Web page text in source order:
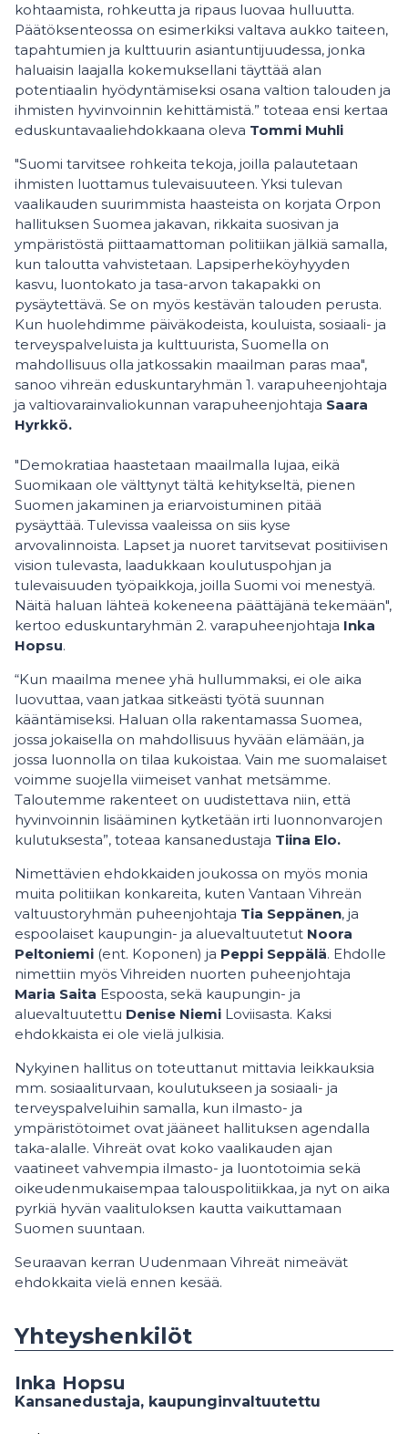
kohtaamista, rohkeutta ja ripaus luovaa hulluutta.
Päätöksenteossa on esimerkiksi valtava aukko taiteen,
tapahtumien ja kulttuurin asiantuntijuudessa, jonka
haluaisin laajalla kokemuksellani täyttää alan
potentiaalin hyödyntämiseksi osana valtion talouden ja
ihmisten hyvinvoinnin kehittämistä.” toteaa ensi kertaa
eduskuntavaaliehdokkaana oleva Tommi Muhli
"Suomi tarvitsee rohkeita tekoja, joilla palautetaan
ihmisten luottamus tulevaisuuteen. Yksi tulevan
vaalikauden suurimmista haasteista on korjata Orpon
hallituksen Suomea jakavan, rikkaita suosivan ja
ympäristöstä piittaamattoman politiikan jälkiä samalla,
kun taloutta vahvistetaan. Lapsiperheköyhyyden
kasvu, luontokato ja tasa-arvon takapakki on
pysäytettävä. Se on myös kestävän talouden perusta.
Kun huolehdimme päiväkodeista, kouluista, sosiaali- ja
terveyspalveluista ja kulttuurista, Suomella on
mahdollisuus olla jatkossakin maailman paras maa",
sanoo vihreän eduskuntaryhmän 1. varapuheenjohtaja
ja valtiovarainvaliokunnan varapuheenjohtaja Saara
Hyrkkö.
"Demokratiaa haastetaan maailmalla lujaa, eikä
Suomikaan ole välttynyt tältä kehitykseltä, pienen
Suomen jakaminen ja eriarvoistuminen pitää
pysäyttää. Tulevissa vaaleissa on siis kyse
arvovalinnoista. Lapset ja nuoret tarvitsevat positiivisen
vision tulevasta, laadukkaan koulutuspohjan ja
tulevaisuuden työpaikkoja, joilla Suomi voi menestyä.
Näitä haluan lähteä kokeneena päättäjänä tekemään",
kertoo eduskuntaryhmän 2. varapuheenjohtaja Inka
Hopsu.
“Kun maailma menee yhä hullummaksi, ei ole aika
luovuttaa, vaan jatkaa sitkeästi työtä suunnan
kääntämiseksi. Haluan olla rakentamassa Suomea,
jossa jokaisella on mahdollisuus hyvään elämään, ja
jossa luonnolla on tilaa kukoistaa. Vain me suomalaiset
voimme suojella viimeiset vanhat metsämme.
Taloutemme rakenteet on uudistettava niin, että
hyvinvoinnin lisääminen kytketään irti luonnonvarojen
kulutuksesta”, toteaa kansanedustaja Tiina Elo.
Nimettävien ehdokkaiden joukossa on myös monia
muita politiikan konkareita, kuten Vantaan Vihreän
valtuustoryhmän puheenjohtaja Tia Seppänen, ja
espoolaiset kaupungin- ja aluevaltuutetut Noora
Peltoniemi (ent. Koponen) ja Peppi Seppälä. Ehdolle
nimettiin myös Vihreiden nuorten puheenjohtaja
Maria Saita Espoosta, sekä kaupungin- ja
aluevaltuutettu Denise Niemi Loviisasta. Kaksi
ehdokkaista ei ole vielä julkisia.
Nykyinen hallitus on toteuttanut mittavia leikkauksia
mm. sosiaaliturvaan, koulutukseen ja sosiaali- ja
terveyspalveluihin samalla, kun ilmasto- ja
ympäristötoimet ovat jääneet hallituksen agendalla
taka-alalle. Vihreät ovat koko vaalikauden ajan
vaatineet vahvempia ilmasto- ja luontotoimia sekä
oikeudenmukaisempaa talouspolitiikkaa, ja nyt on aika
pyrkiä hyvän vaalituloksen kautta vaikuttamaan
Suomen suuntaan.
Seuraavan kerran Uudenmaan Vihreät nimeävät
ehdokkaita vielä ennen kesää.
Yhteyshenkilöt
Inka Hopsu
Kansanedustaja, kaupunginvaltuutettu